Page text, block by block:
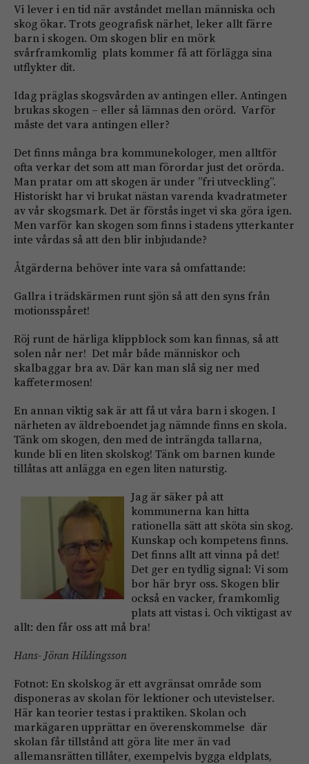
Vi lever i en tid när avståndet mellan människa och
skog ökar. Trots geografisk närhet, leker allt färre
barn i skogen. Om skogen blir en mörk
svårframkomlig plats kommer få att förlägga sina
utflykter dit.
Idag präglas skogsvården av antingen eller. Antingen
brukas skogen – eller så lämnas den orörd. Varför
måste det vara antingen eller?
Det finns många bra kommunekologer, men alltför
ofta verkar det som att man förordar just det orörda.
Man pratar om att skogen är under ”fri utveckling”.
Historiskt har vi brukat nästan varenda kvadratmeter
av vår skogsmark. Det är förstås inget vi ska göra igen.
Men varför kan skogen som finns i stadens ytterkanter
inte vårdas så att den blir inbjudande?
Åtgärderna behöver inte vara så omfattande:
Gallra i trädskärmen runt sjön så att den syns från
motionsspåret!
Röj runt de härliga klippblock som kan finnas, så att
solen når ner! Det mår både människor och
skalbaggar bra av. Där kan man slå sig ner med
kaffetermosen!
En annan viktig sak är att få ut våra barn i skogen. I
närheten av äldreboendet jag nämnde finns en skola.
Tänk om skogen, den med de inträngda tallarna,
kunde bli en liten skolskog! Tänk om barnen kunde
tillåtas att anlägga en egen liten naturstig.
Jag är säker på att
kommunerna kan hitta
rationella sätt att sköta sin skog.
Kunskap och kompetens finns.
Det finns allt att vinna på det!
Det ger en tydlig signal: Vi som
bor här bryr oss. Skogen blir
också en vacker, framkomlig
plats att vistas i. Och viktigast av
allt: den får oss att må bra!
Hans- Jöran Hildingsson
Fotnot: En skolskog är ett avgränsat område som
disponeras av skolan för lektioner och utevistelser.
Här kan teorier testas i praktiken. Skolan och
markägaren upprättar en överenskommelse där
skolan får tillstånd att göra lite mer än vad
allemansrätten tillåter, exempelvis bygga eldplats,